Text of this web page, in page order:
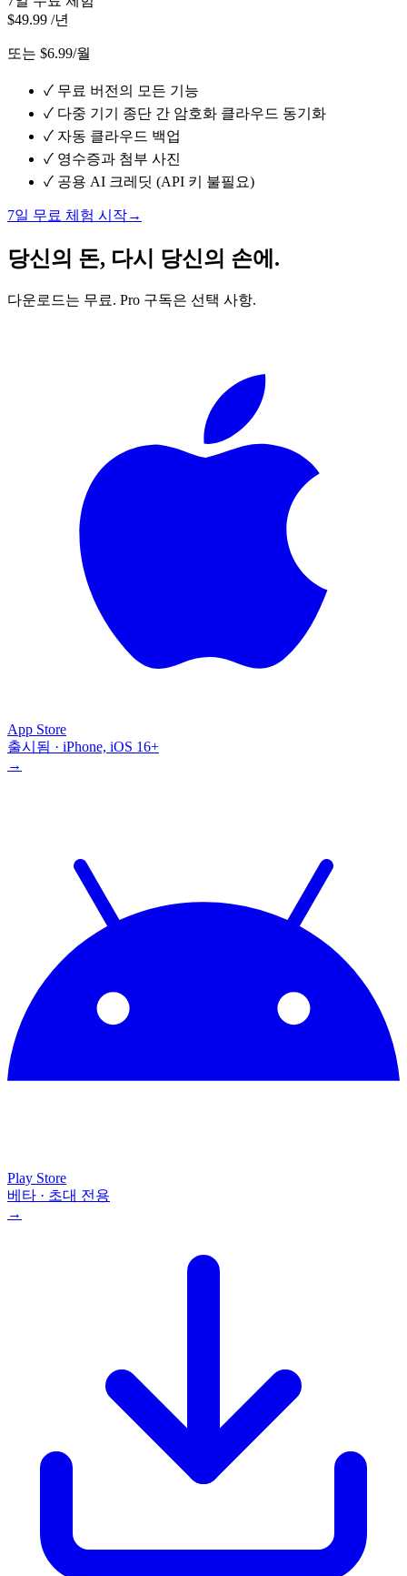
$49.99 /년
또는 $6.99/월
✓ 무료 버전의 모든 기능
✓ 다중 기기 종단 간 암호화 클라우드 동기화
✓ 자동 클라우드 백업
✓ 영수증과 첨부 사진
✓ 공용 AI 크레딧 (API 키 불필요)
7일 무료 체험 시작→
당신의 돈, 다시 당신의 손에.
다운로드는 무료. Pro 구독은 선택 사항.
App Store
출시됨 · iPhone, iOS 16+
→
Play Store
베타 · 초대 전용
→